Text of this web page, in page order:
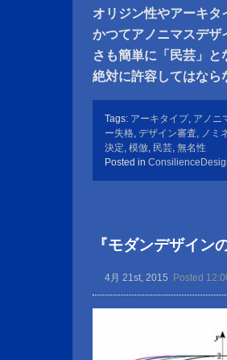
オリジン性やアーキ
かつてアノニマスデザ
さも簡単に「民芸」
絶対に許容してはなら
Tags: アーキタイプ, アノニ
ー失格, デザイン審査, ノミ
決定, 模倣, 民芸, 無名性
Posted in
『モダンデザイン
4月 21st, 2015 Posted